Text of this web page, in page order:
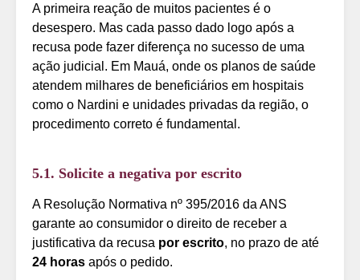
A primeira reação de muitos pacientes é o
desespero. Mas cada passo dado logo após a
recusa pode fazer diferença no sucesso de uma
ação judicial. Em Mauá, onde os planos de saúde
atendem milhares de beneficiários em hospitais
como o Nardini e unidades privadas da região, o
procedimento correto é fundamental.
5.1. Solicite a negativa por escrito
A Resolução Normativa nº 395/2016 da ANS
garante ao consumidor o direito de receber a
justificativa da recusa por escrito, no prazo de até
24 horas após o pedido.